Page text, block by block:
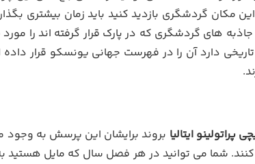
مکان گردشگری بازدید کنید باید زمان بیشتری
های گردشگری که در پارک قرار گرفته اند را
تاریخی دارد آن را در فهرست جهانی یونسکو قرار
پراتولینو ایتالیا بروند برایشان این پرسش به وجود
کنند. شما می توانید در هر فصل سال که مایل هستید